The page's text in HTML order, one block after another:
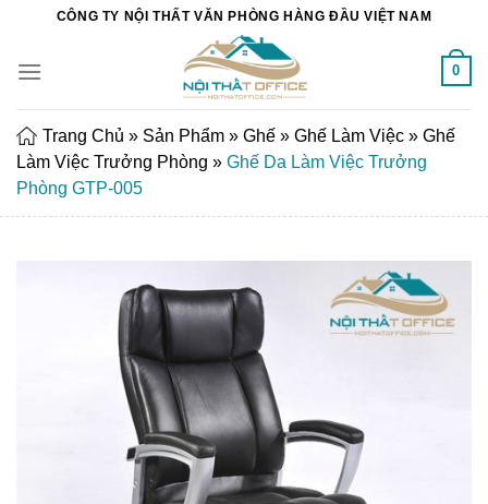
Chuyển
nội
CÔNG TY NỘI THẤT VĂN PHÒNG HÀNG ĐẦU VIỆT NAM
0
Trang Chủ » Sản Phẩm » Ghế » Ghế Làm Việc » Ghế
Làm Việc Trưởng Phòng » Ghế Da Làm Việc Trưởng
Phòng GTP-005